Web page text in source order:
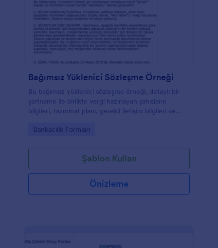
Bağımsız Yüklenici Sözleşme Örneği
Bu bağımsız yüklenici sözleşme örneği, detaylı bir
şartname ile birlikte vergi hazırlayan şahısların
bilgileri, tazminat planı, gerekli iletişim bilgileri ve
Go to Category:
Bankacılık Formları
Şablon Kullan
Önizleme